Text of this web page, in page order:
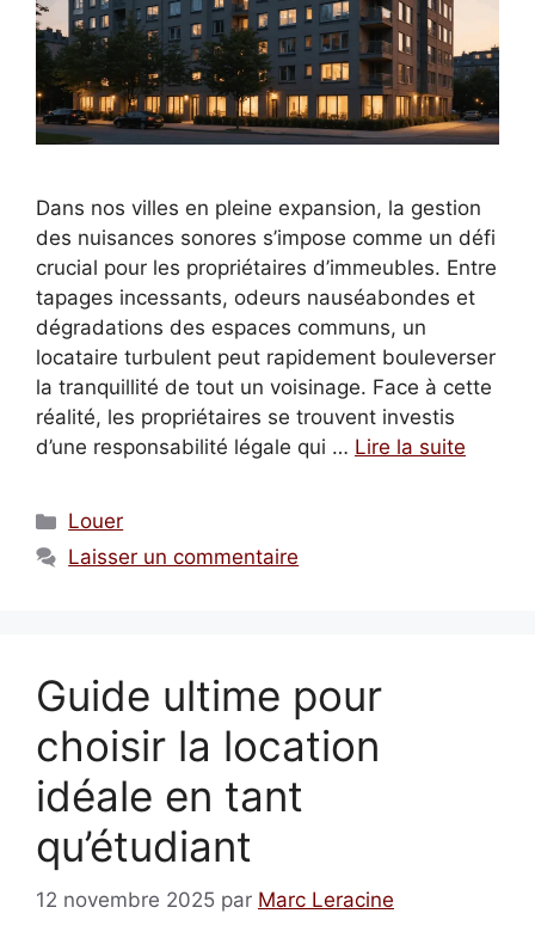
Dans nos villes en pleine expansion, la gestion
des nuisances sonores s’impose comme un défi
crucial pour les propriétaires d’immeubles. Entre
tapages incessants, odeurs nauséabondes et
dégradations des espaces communs, un
locataire turbulent peut rapidement bouleverser
la tranquillité de tout un voisinage. Face à cette
réalité, les propriétaires se trouvent investis
d’une responsabilité légale qui … Lire la suite
Catégories
Louer
Laisser un commentaire
Guide ultime pour
choisir la location
idéale en tant
qu’étudiant
12 novembre 2025 par Marc Leracine